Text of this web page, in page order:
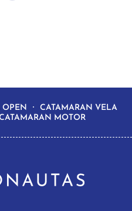
OPEN
CATAMARAN VELA
MOTOR